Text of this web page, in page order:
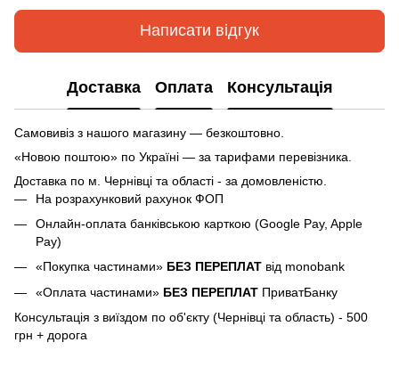
Написати відгук
Доставка Оплата Консультація
Самовивіз з нашого магазину — безкоштовно.
«Новою поштою» по Україні — за тарифами перевізника.
Доставка по м. Чернівці та області - за домовленістю.
На розрахунковий рахунок ФОП
Онлайн-оплата банківською карткою (Google Pay, Apple
Pay)
«Покупка частинами» БЕЗ ПЕРЕПЛАТ від monobank
«Оплата частинами» БЕЗ ПЕРЕПЛАТ ПриватБанку
Консультація з виїздом по об'єкту (Чернівці та область) - 500
грн + дорога